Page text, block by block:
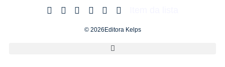
© 2026Editora Kelps